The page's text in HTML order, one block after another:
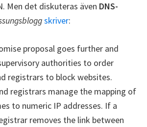
Men det diskuteras även DNS-
skriver:
proposal goes further and
authorities to order
registrars to block websites.
registrars manage the mapping of
to numeric IP addresses. If a
removes the link between